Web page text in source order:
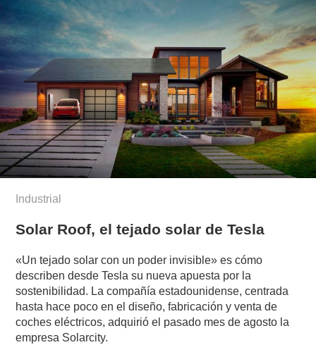
Industrial
Solar Roof, el tejado solar de Tesla
«Un tejado solar con un poder invisible» es cómo
describen desde Tesla su nueva apuesta por la
sostenibilidad. La compañía estadounidense, centrada
hasta hace poco en el diseño, fabricación y venta de
coches eléctricos, adquirió el pasado mes de agosto la
empresa Solarcity.